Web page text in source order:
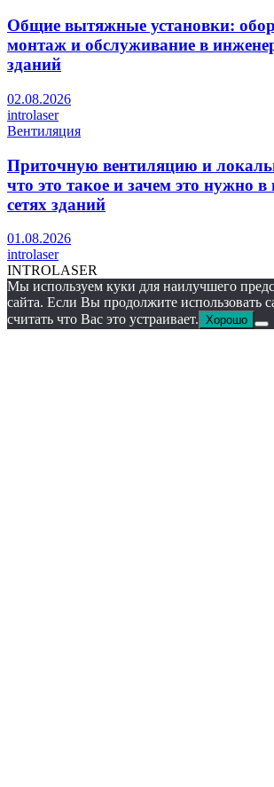
Общие вытяжные установки:
монтаж и обслуживание в
зданий
02.08.2026
introlaser
Вентиляция
Приточную вентиляцию и
что это такое и зачем это нужно
сетях зданий
01.08.2026
introlaser
INTROLASER
Мы используем куки для наилучшего
сайта. Если Вы продолжите использовать
считать что Вас это устраивает. Хорошо